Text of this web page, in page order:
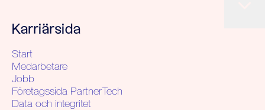
Karriärsida
Start
Medarbetare
Jobb
Företagssida PartnerTech
Data och integritet